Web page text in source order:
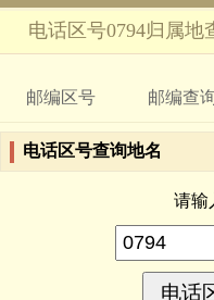
电话区号0794归属地
邮编区号 邮编查
电话区号查询地名
请输